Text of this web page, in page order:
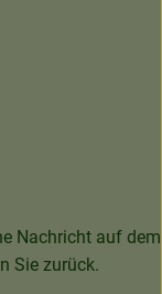
Nachricht auf dem
Sie zurück.